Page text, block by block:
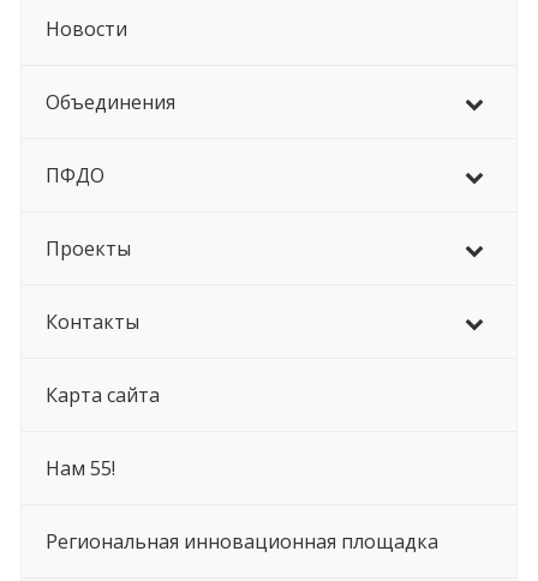
Новости
Объединения
ПФДО
Проекты
Контакты
Карта сайта
Нам 55!
Региональная инновационная площадка